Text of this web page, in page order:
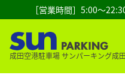
成田空港駐車場 サンパーキング成
［営業時間］5:00～